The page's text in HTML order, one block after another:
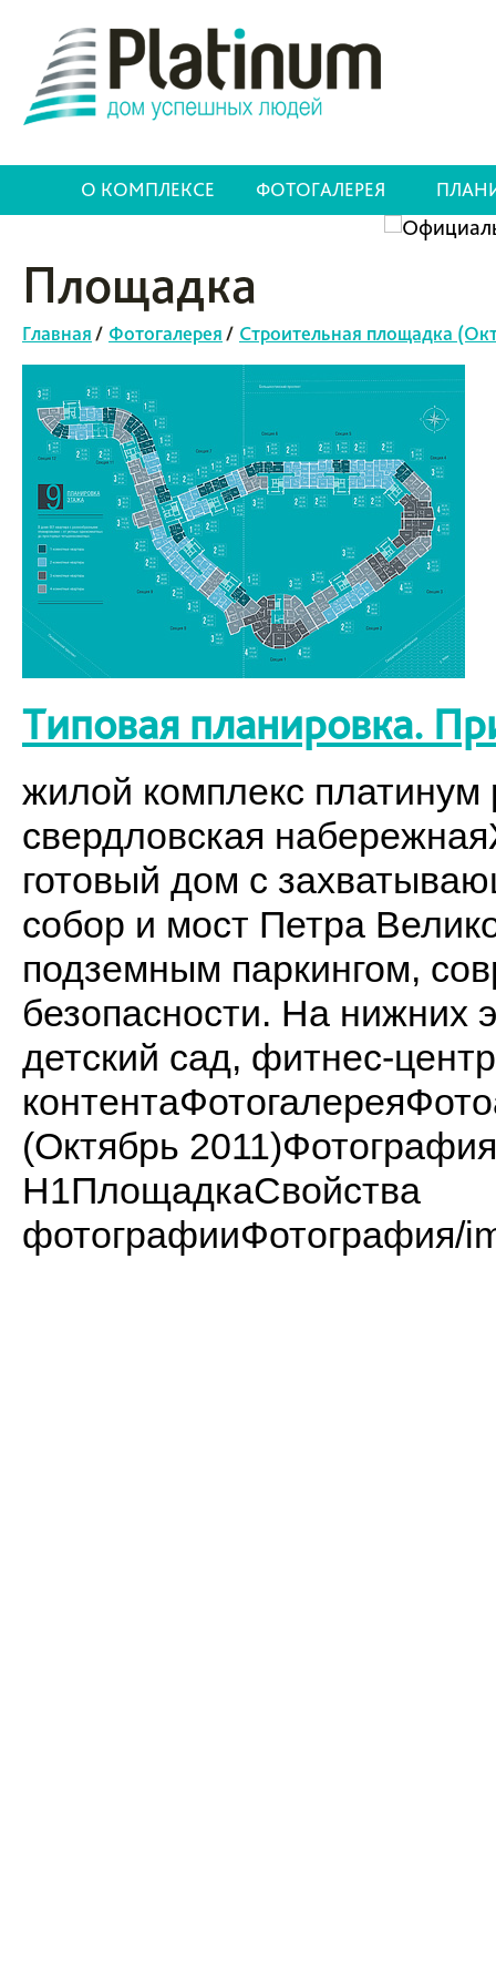
О КОМПЛЕКСЕ ФОТОГАЛЕРЕЯ
Площадка
Главная / Фотогалерея / Строительная площадка
Типовая планировка.
жилой комплекс платинум
свердловская
готовый дом с
собор и мост Петра
подземным паркингом,
безопасности. На нижних
детский сад, фитнес-
(Октябрь
H1ПлощадкаСвойства
фотографииФотография/